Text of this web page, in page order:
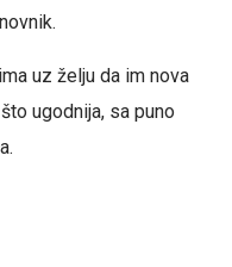
uz želju da im nova
ugodnija, sa puno